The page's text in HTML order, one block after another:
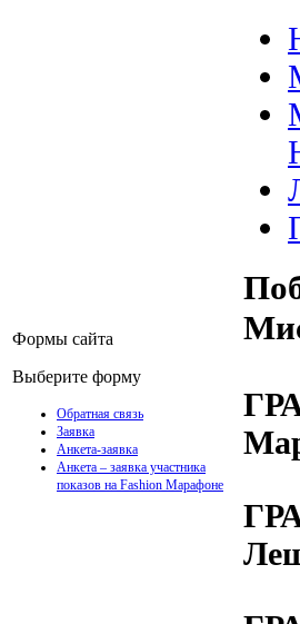
Формы сайта
Выберите форму
Обратная связь
Заявка
Анкета-заявка
Анкета – заявка участника
показов на Fashion Марафоне